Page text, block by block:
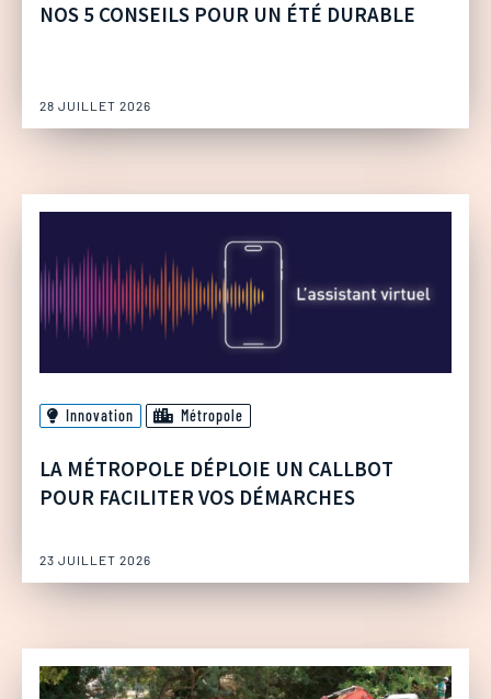
NOS 5 CONSEILS POUR UN ÉTÉ DURABLE
28 JUILLET 2026
Innovation Métropole
LA MÉTROPOLE DÉPLOIE UN CALLBOT
POUR FACILITER VOS DÉMARCHES
23 JUILLET 2026